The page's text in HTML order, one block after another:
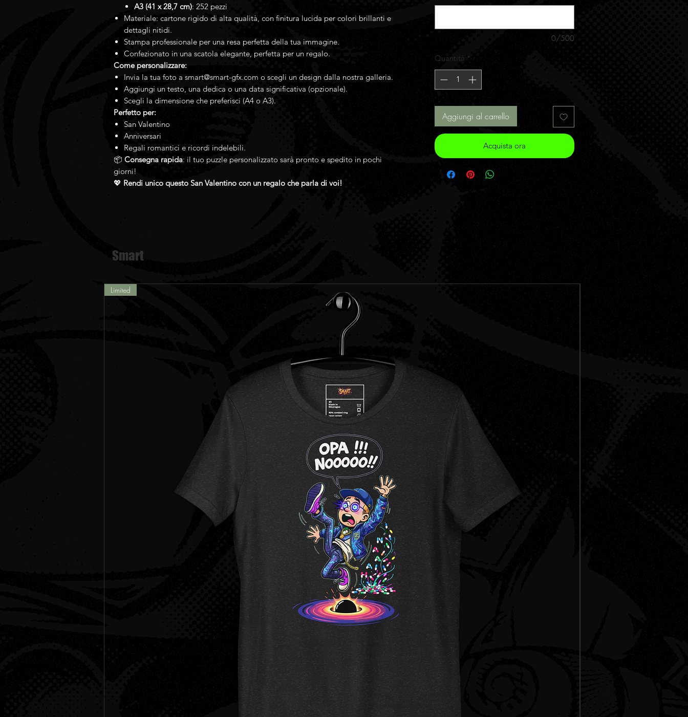
A3 (41 x 28,7 cm): 252 pezzi
Materiale: cartone rigido di alta qualità, con finitura lucida per colori brillanti e
dettagli nitidi.
Stampa professionale per una resa perfetta della tua immagine.
Confezionato in una scatola elegante, perfetta per un regalo.
Come personalizzare:
Invia la tua foto a smart@smart-gfx.com o scegli un design dalla nostra galleria.
Aggiungi un testo, una dedica o una data significativa (opzionale).
Scegli la dimensione che preferisci (A4 o A3).
Perfetto per:
San Valentino
Anniversari
Regali romantici e ricordi indelebili.
📦 Consegna rapida: il tuo puzzle personalizzato sarà pronto e spedito in pochi
giorni!
💖 Rendi unico questo San Valentino con un regalo che parla di voi!
0/500
Quantità *
Aggiungi al carrello
Acquista ora
Smart
Limited